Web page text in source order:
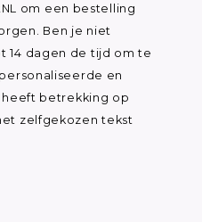
om een bestelling
Ben je niet
14 dagen de tijd om te
en
betrekking op
zelfgekozen tekst